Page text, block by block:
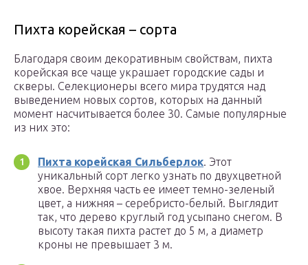
Пихта корейская – сорта
Благодаря своим декоративным свойствам, пихта
корейская все чаще украшает городские сады и
скверы. Селекционеры всего мира трудятся над
выведением новых сортов, которых на данный
момент насчитывается более 30. Самые популярные
из них это:
Пихта корейская Сильберлок. Этот
уникальный сорт легко узнать по двухцветной
хвое. Верхняя часть ее имеет темно-зеленый
цвет, а нижняя – серебристо-белый. Выглядит
так, что дерево круглый год усыпано снегом. В
высоту такая пихта растет до 5 м, а диаметр
кроны не превышает 3 м.